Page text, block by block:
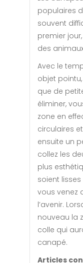
populaires
souvent
premier
des
Avec le
objet
que de
éliminer,
zone en
circulaires
ensuite un
collez les
plus
soient lisses
vous venez
l’avenir.
nouveau la
colle qui
canapé.
Articles